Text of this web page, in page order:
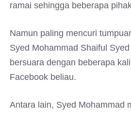
ramai sehingga beberapa
Namun paling mencuri
Syed Mohammad Shaiful
bersuara dengan beberapa
Facebook beliau.
Antara lain, Syed Mohammad